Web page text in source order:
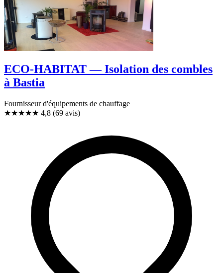
ECO-HABITAT — Isolation des combles
à Bastia
Fournisseur d'équipements de chauffage
★★★★★ 4,8 (69 avis)